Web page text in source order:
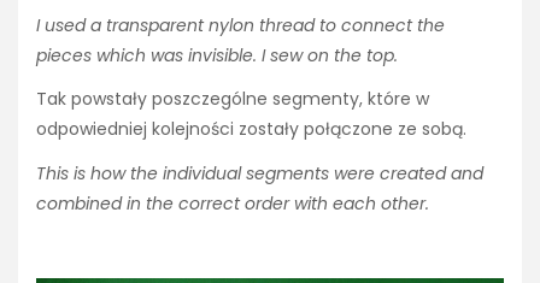
I used a transparent nylon thread to connect the
pieces which was invisible. I sew on the top.
Tak powstały poszczególne segmenty, które w
odpowiedniej kolejności zostały połączone ze sobą.
This is how the individual segments were created and
combined in the correct order with each other.